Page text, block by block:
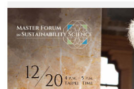
2021_Master_Forum_KH_
頁
傳
圖.jpg